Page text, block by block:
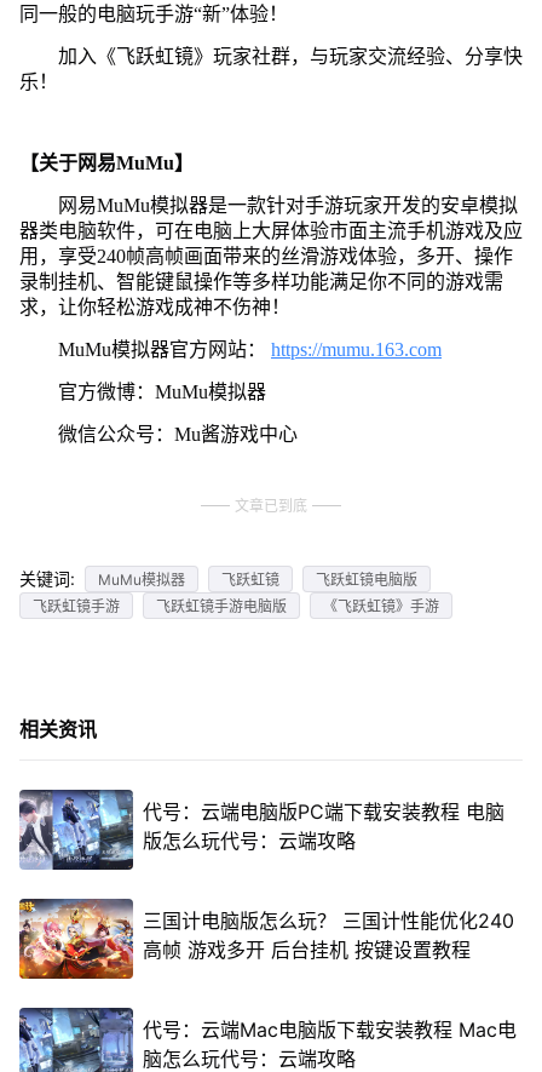
同一般的电脑玩手游“新”体验！
加入《飞跃虹镜》玩家社群，与玩家交流经验、分享快
乐！
【关于网易MuMu】
网易MuMu模拟器是一款针对手游玩家开发的安卓模拟
器类电脑软件，可在电脑上大屏体验市面主流手机游戏及应
用，享受240帧高帧画面带来的丝滑游戏体验，多开、操作
录制挂机、智能键鼠操作等多样功能满足你不同的游戏需
求，让你轻松游戏成神不伤神！
MuMu模拟器官方网站： https://mumu.163.com
官方微博：MuMu模拟器
微信公众号：Mu酱游戏中心
文章已到底
关键词: MuMu模拟器 飞跃虹镜
飞跃虹镜电脑版
飞跃虹镜手游
飞跃虹镜手游电脑版 《飞跃虹镜》手游
相关资讯
代号：云端电脑版PC端下载安装教程 电脑
版怎么玩代号：云端攻略
三国计电脑版怎么玩？ 三国计性能优化240
高帧 游戏多开 后台挂机 按键设置教程
代号：云端Mac电脑版下载安装教程 Mac电
脑怎么玩代号：云端攻略